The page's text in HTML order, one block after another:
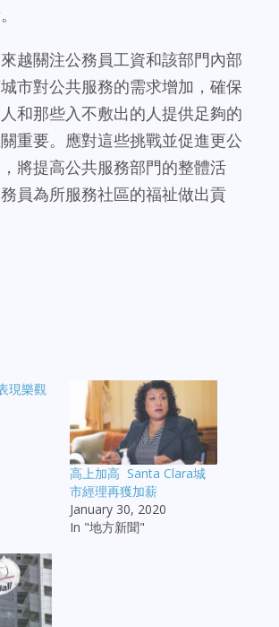
越關注公務員工資和該部門內部
市對公共服務的需求增加，確保
和那些入不敷出的人提供足夠的
重要。應對這些挑戰並促進更公
將提高公共服務部門的整體活
員為所服務社區的福祉做出貢
現樂觀
高上加高 Santa Clara城
市經理再獲加薪
January 30, 2020
In "地方新聞"